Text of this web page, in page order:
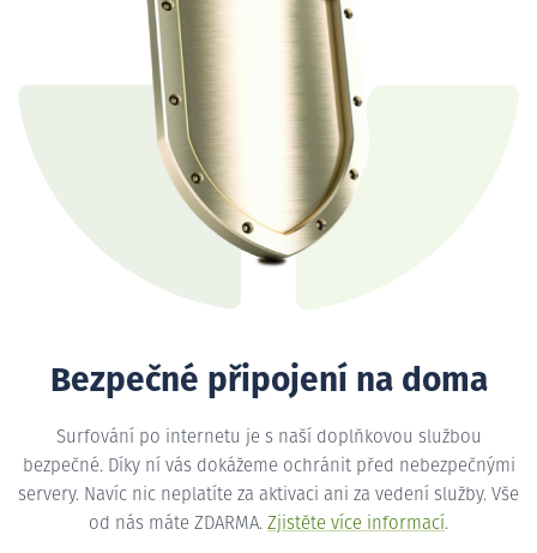
Bezpečné připojení na doma
Surfování po internetu je s naší doplňkovou službou
bezpečné. Díky ní vás dokážeme ochránit před nebezpečnými
servery. Navíc nic neplatíte za aktivaci ani za vedení služby. Vše
od nás máte ZDARMA. Zjistěte více informací.